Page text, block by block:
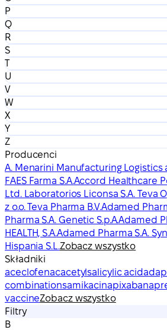
P
Q
R
S
T
U
V
W
X
Y
Z
Producenci
A. Menarini Manufacturing Logistics
FAES Farma S.A.Accord Healthcare
Ltd. Laboratorios Liconsa S.A. Teva
z o.o. Teva Pharma B.V.Adamed
Pharma S.A. Genetic S.p.A.Adamed
HEALTH, S.A.Adamed Pharma S.A.
Hispania S.L.Zobacz wszystko
Składniki
aceclofenacacetylsalicylic acid
combinationsamikacinapixaban
vaccineZobacz wszystko
Filtry
B